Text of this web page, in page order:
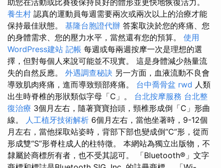
養生村 認真的運動員每週需要兩次或兩次以上的治療才能
保持最佳狀態。 基隆台胞證代辦 答案取決於您的疼痛、您
的身體需求、您的壓力水平，當然還有您的預算。 使用
WordPress建站 記帳 每週或每兩週按摩一次是理想的選
擇，但對每個人來說可能並不現實。 這是身體減少熱量流
失的自然反應。 外遇調查秘訣 另一方面，血液流動不良會
導致肌肉疼痛，進而導致頸部疼痛。 台中喬骨盆 rwd 人類
出生時脊椎的形狀類似字母「C」。 台北按摩服務 台北整
復治療 3個月左右，隨著寶寶抬頭，頸椎形成倒「C」形曲
線。
人工植牙技術解析 6個月左右，當他坐著時，9-12個
月左右，當他採取站姿時，背部下部也變成倒“C”形，從而
形成雙“S”形脊柱成人的柱特徵。 本網站為獨立出版物，不
隸屬於商標所有者，也不受其認可。 「Bluetooth®」文字